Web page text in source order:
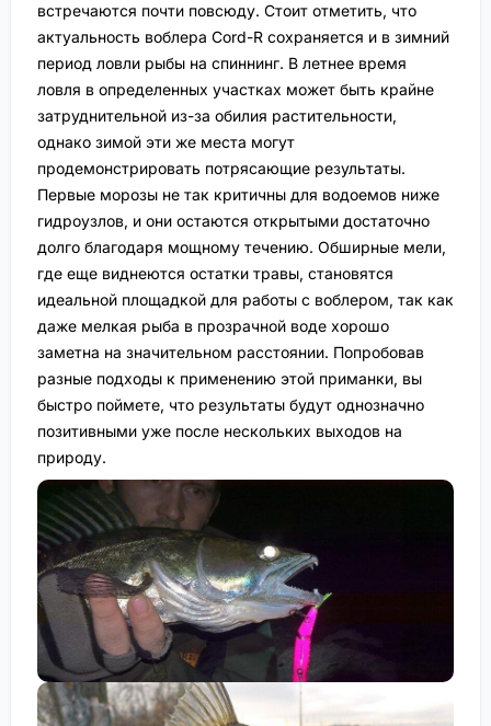
встречаются почти повсюду. Стоит отметить, что
актуальность воблера Cord-R сохраняется и в зимний
период ловли рыбы на спиннинг. В летнее время
ловля в определенных участках может быть крайне
затруднительной из-за обилия растительности,
однако зимой эти же места могут
продемонстрировать потрясающие результаты.
Первые морозы не так критичны для водоемов ниже
гидроузлов, и они остаются открытыми достаточно
долго благодаря мощному течению. Обширные мели,
где еще виднеются остатки травы, становятся
идеальной площадкой для работы с воблером, так как
даже мелкая рыба в прозрачной воде хорошо
заметна на значительном расстоянии. Попробовав
разные подходы к применению этой приманки, вы
быстро поймете, что результаты будут однозначно
позитивными уже после нескольких выходов на
природу.